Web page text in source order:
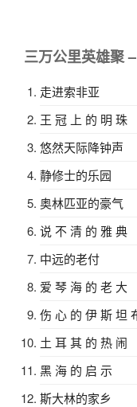
三万公里英雄聚
走进索非亚
王 冠 上 的 明 珠
悠然天际降钟声
静修士的乐园
奥林匹亚的豪气
说 不 清 的 雅 典
中远的老付
爱 琴 海 的 老 大
伤 心 的 伊 斯 坦
土 耳 其 的 热 闹
黑 海 的 启 示
斯大林的家乡